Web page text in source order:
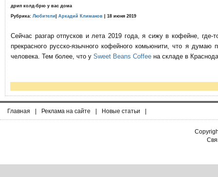
дрип колд-брю у вас дома
Рубрика: Любители Аркадий Климанов | 18 июня 2019
Сейчас разгар отпусков и лета 2019 года, я сижу в кофейне,
прекрасного русско-язычного кофейного комьюнити, что я
человека. Тем более, что у Sweet Beans Coffee на складе в
Главная | Реклама на сайте | Новые статьи |